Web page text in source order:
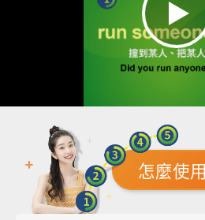
怎麼使